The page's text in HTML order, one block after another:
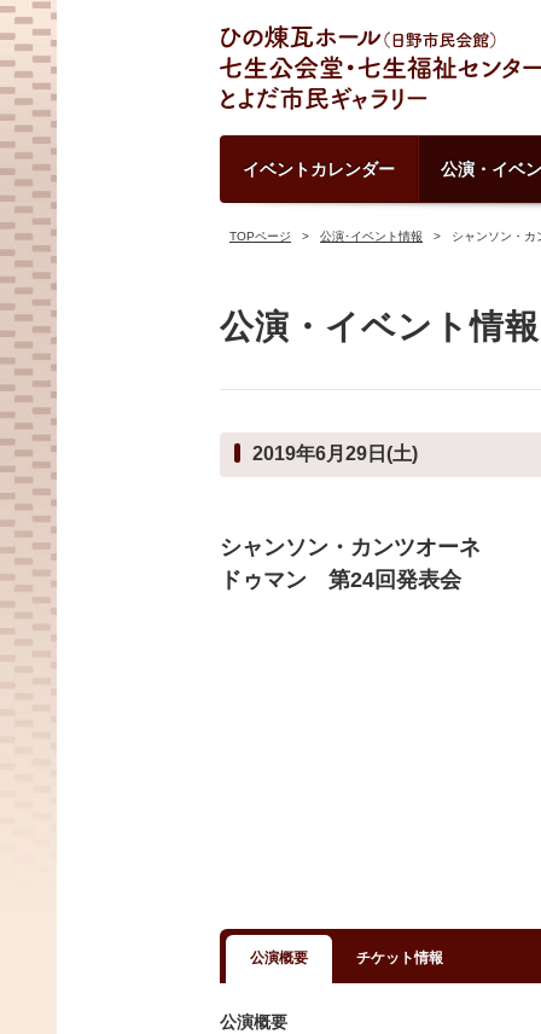
イベントカレンダー 公演・イベ
TOPページ 公演･イベント情報 シャンソン・
公演・イベント情報
2019年6月29日(土)
シャンソン・カンツオーネ
ドゥマン 第24回発表会
公演概要 チケット情報
公演概要